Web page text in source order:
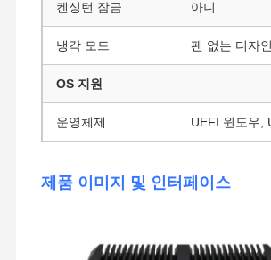
켄싱턴 잠금 아니
냉각 모드 팬 없는 디자
OS 지원
운영체제 UEFI 윈도우,
제품 이미지 및 인터페이스